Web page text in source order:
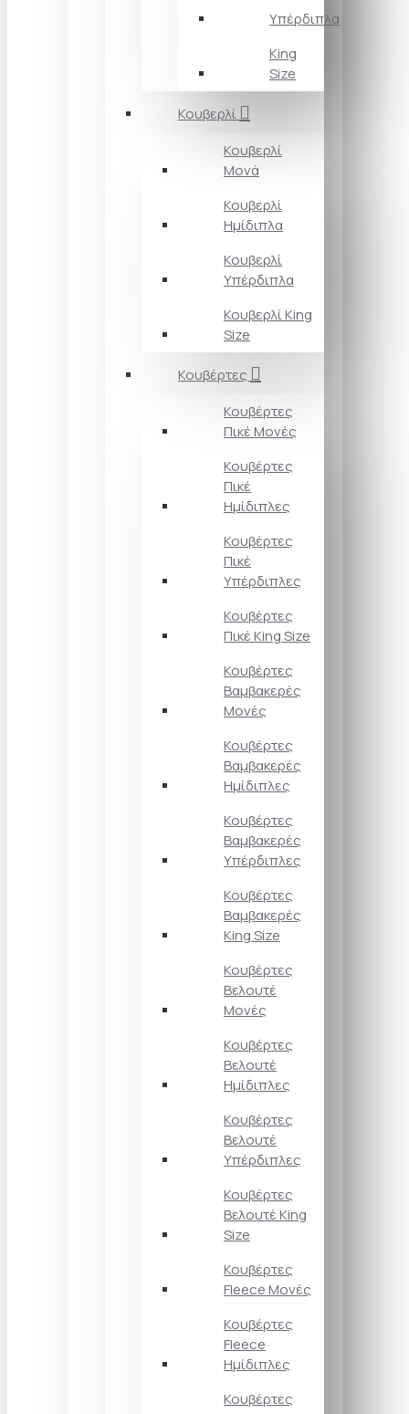
Υπέρδιπλα
King
Size
Κουβερλί
Κουβερλί
Μονά
Κουβερλί
Ημίδιπλα
Κουβερλί
Υπέρδιπλα
Κουβερλί King
Size
Κουβέρτες
Κουβέρτες
Πικέ Μονές
Κουβέρτες
Πικέ
Ημίδιπλες
Κουβέρτες
Πικέ
Υπέρδιπλες
Κουβέρτες
Πικέ King Size
Κουβέρτες
Βαμβακερές
Μονές
Κουβέρτες
Βαμβακερές
Ημίδιπλες
Κουβέρτες
Βαμβακερές
Υπέρδιπλες
Κουβέρτες
Βαμβακερές
King Size
Κουβέρτες
Βελουτέ
Μονές
Κουβέρτες
Βελουτέ
Ημίδιπλες
Κουβέρτες
Βελουτέ
Υπέρδιπλες
Κουβέρτες
Βελουτέ King
Size
Κουβέρτες
Fleece Μονές
Κουβέρτες
Fleece
Ημίδιπλες
Κουβέρτες